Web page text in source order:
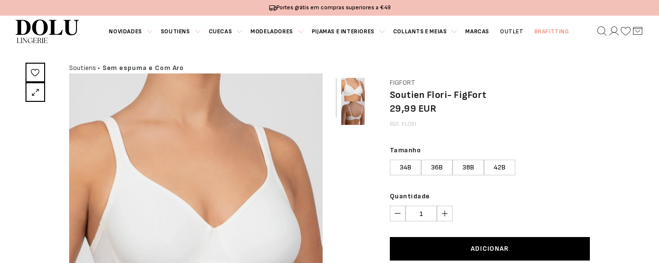
Portes grátis em compras superiores a €49
NOVIDADES SOUTIENS CUECAS MODELADORES PIJAMAS E INTERIORES COLLANTS E MEIAS MARCAS OUTLET BRAFITTING
Soutiens • Sem espuma e Com Aro
FIGFORT
Soutien Flori- FigFort
29,99 EUR
REF. FLORI
Tamanho
34B 36B 38B 42B
Quantidade
ADICIONAR